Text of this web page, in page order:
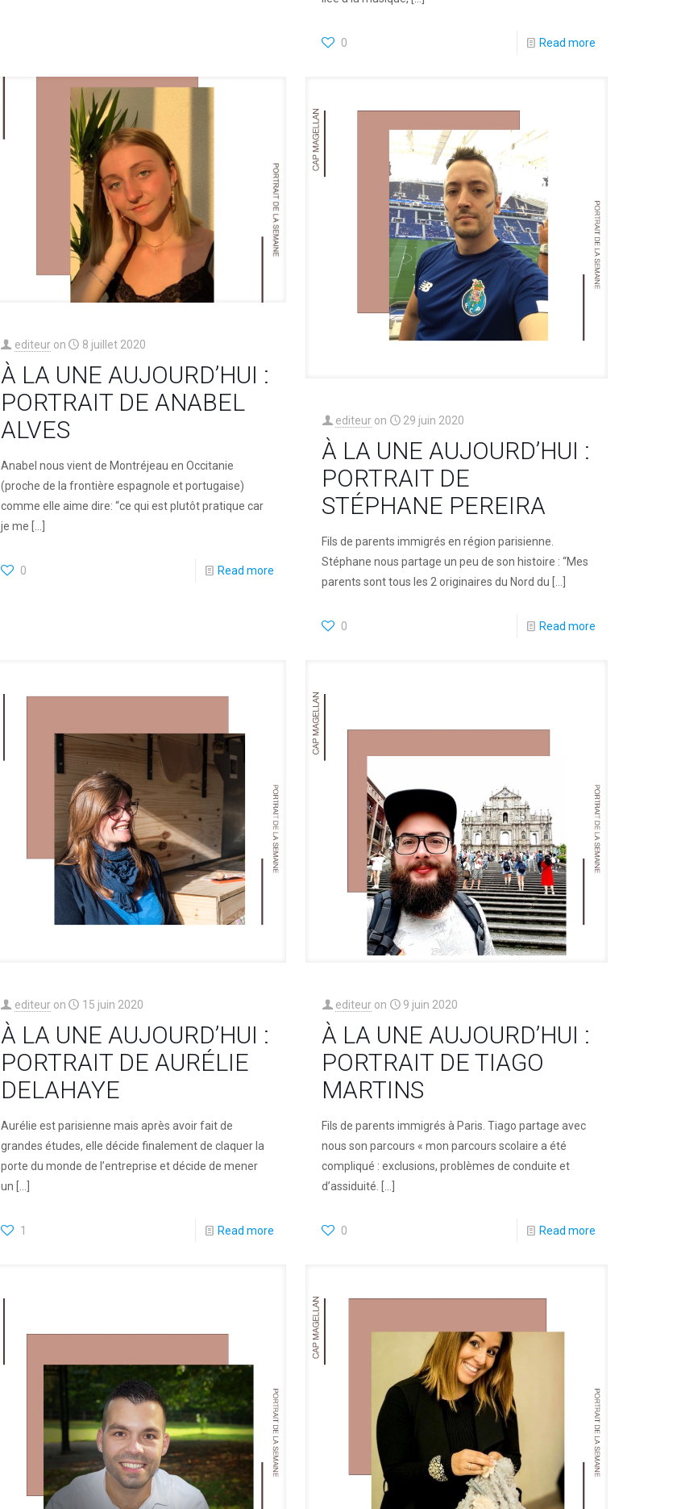
0 Read more
editeur on 8 juillet 2020
À LA UNE AUJOURD’HUI :
PORTRAIT DE ANABEL
ALVES
Anabel nous vient de Montréjeau en Occitanie
(proche de la frontière espagnole et portugaise)
comme elle aime dire: “ce qui est plutôt pratique car
je me […]
0 Read more
editeur on 29 juin 2020
À LA UNE AUJOURD’HUI :
PORTRAIT DE
STÉPHANE PEREIRA
Fils de parents immigrés en région parisienne.
Stéphane nous partage un peu de son histoire : “Mes
parents sont tous les 2 originaires du Nord du
0 Read more
editeur on 15 juin 2020
À LA UNE AUJOURD’HUI :
PORTRAIT DE AURÉLIE
DELAHAYE
Aurélie est parisienne mais après avoir fait de
grandes études, elle décide finalement de claquer la
porte du monde de l’entreprise et décide de mener
un
1 Read more
editeur on 9 juin 2020
À LA UNE AUJOURD’HUI :
PORTRAIT DE TIAGO
MARTINS
Fils de parents immigrés à Paris. Tiago partage avec
nous son parcours « mon parcours scolaire a été
compliqué : exclusions, problèmes de conduite et
d’assiduité.
0 Read more